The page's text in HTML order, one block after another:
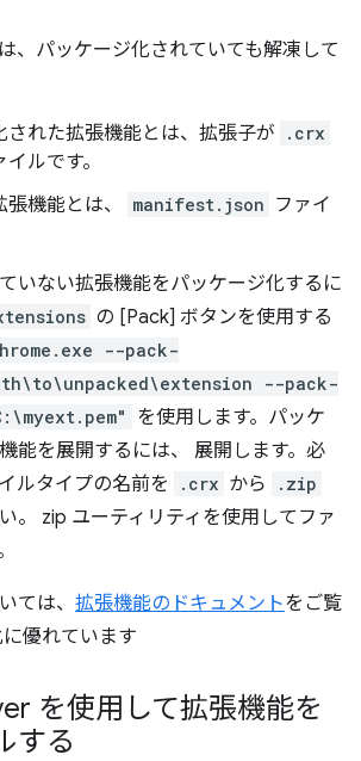
、パッケージ化されていても解凍して
された拡張機能とは、拡張子が .crx
ルです。
機能とは、
manifest.json ファイ
いない拡張機能をパッケージ化するに
の [Pack] ボタンを使用する
--pack-
--pack-
を使用します。パッケ
能を展開するには、 展開します。必
ルタイプの名前を
.crx から .zip
。 zip ユーティリティを使用してファ
ては、 拡張機能のドキュメントをご覧
優れています
を使用して拡張機能を
する